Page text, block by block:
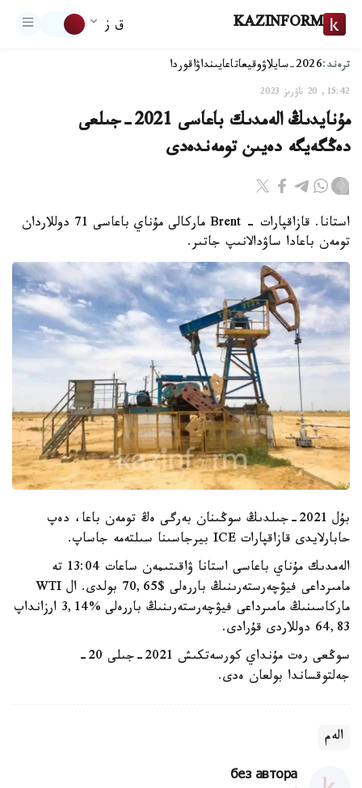
KAZINFORM ق ز
ترەند:2026-سايلاۋ وقيعاتاعايىنداۋاقوردا
15:42, 20 ناۋرىز 2023
مۇنايدىڭ الەمدىك باعاسى 2021-جىلعى
دەڭگەيگە دەيىن تومەندەدى
استانا. قازاقپارات - Brent ماركالى مۇناي باعاسى 71 دوللاردان
تومەن باعادا ساۋدالانىپ جاتىر.
بۇل 2021-جىلدىڭ سوڭىنان بەرگى ەڭ تومەن باعا، دەپ
حابارلايدى قازاقپارات ICE بيرجاسىنا سىلتەمە جاساپ.
الەمدىك مۇناي باعاسى استانا ۋاقىتىمەن ساعات 13:04 تە
مامىرداعى فيۋچەرستەرىنىڭ باررەلى $70,65 بولدى. ال WTI
ماركاسىنىڭ مامىرداعى فيۋچەرستەرىنىڭ باررەلى %3,14 ارزانداپ
64,83 دوللاردى قۇرادى.
سوڭعى رەت مۇنداي كورسەتكىش 2021-جىلى 20-
جەلتوقساندا بولعان ەدى.
الەم
без автора